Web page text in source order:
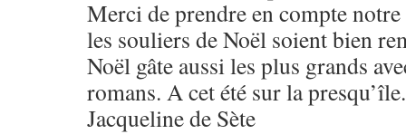
Merci de prendre en compte
les souliers de Noël soient bien
Noël gâte aussi les plus grands
romans. A cet été sur la presqu’île.
Jacqueline de Sète